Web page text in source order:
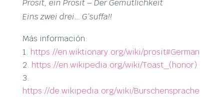
Prosit, ein Prosit – Der Gemütlichkeit
Eins zwei drei… G’suffa!!
Más información:
https://en.wiktionary.org/wiki/prosit#German
https://en.wikipedia.org/wiki/Toast_(honor)
https://de.wikipedia.org/wiki/Burschensprache